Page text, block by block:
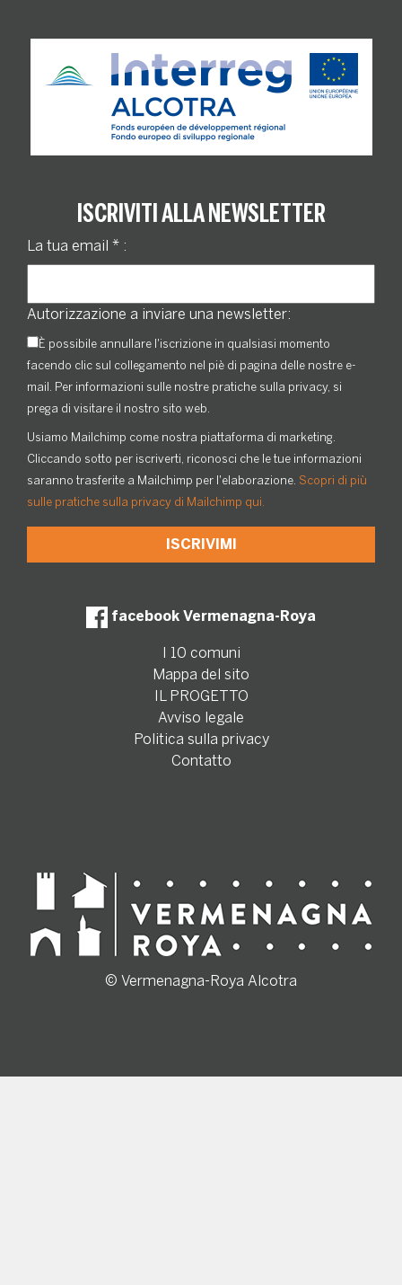
ISCRIVITI ALLA NEWSLETTER
La tua email * :
Autorizzazione a inviare una newsletter:
È possibile annullare l'iscrizione in qualsiasi momento
facendo clic sul collegamento nel piè di pagina delle nostre e-
mail. Per informazioni sulle nostre pratiche sulla privacy, si
prega di visitare il nostro sito web.
Usiamo Mailchimp come nostra piattaforma di marketing.
Cliccando sotto per iscriverti, riconosci che le tue informazioni
saranno trasferite a Mailchimp per l'elaborazione. Scopri di più
sulle pratiche sulla privacy di Mailchimp qui.
facebook Vermenagna-Roya
I 10 comuni
Mappa del sito
IL PROGETTO
Avviso legale
Politica sulla privacy
Contatto
© Vermenagna-Roya Alcotra